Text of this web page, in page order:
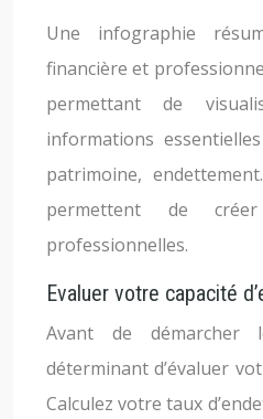
Une infographie
financière et
permettant de
informations
patrimoine,
permettent de
professionnelles.
Evaluer votre capacité
Avant de
déterminant d’évaluer
Calculez votre taux